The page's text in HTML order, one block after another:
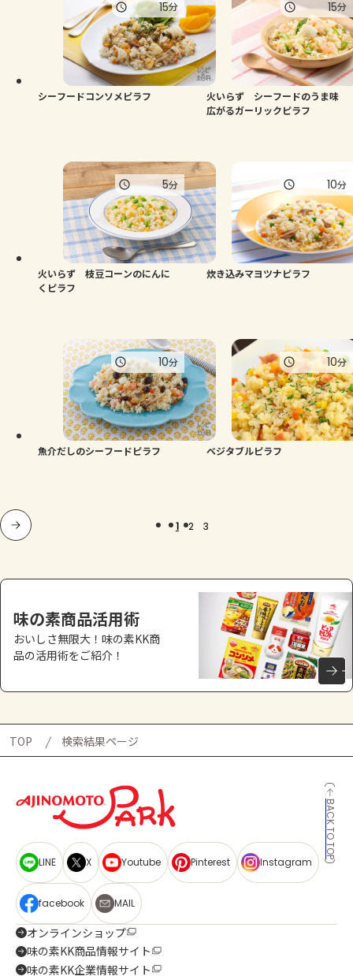
シーフードコンソメピラフ
15分
火いらず シーフードのうま味
広がるガーリックピラフ
15分
火いらず 枝豆コーンのにんに
くピラフ
5分
炊き込みマヨツナピラフ
10分
魚介だしのシーフードピラフ
10分
ベジタブルピラフ
10分
1 2 3
味の素商品活用術
おいしさ無限大！味の素KK商
品の活用術をご紹介！
TOP 検索結果ページ
BACK TO TOP
LINE X Youtube Pinterest Instagram
facebook MAIL
オンラインショップ
味の素KK商品情報サイト
味の素KK企業情報サイト